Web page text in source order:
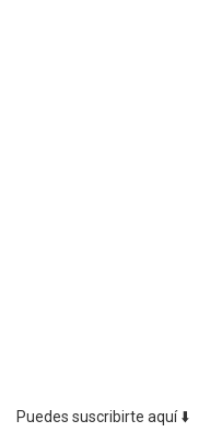
Puedes suscribirte aquí ⬇️